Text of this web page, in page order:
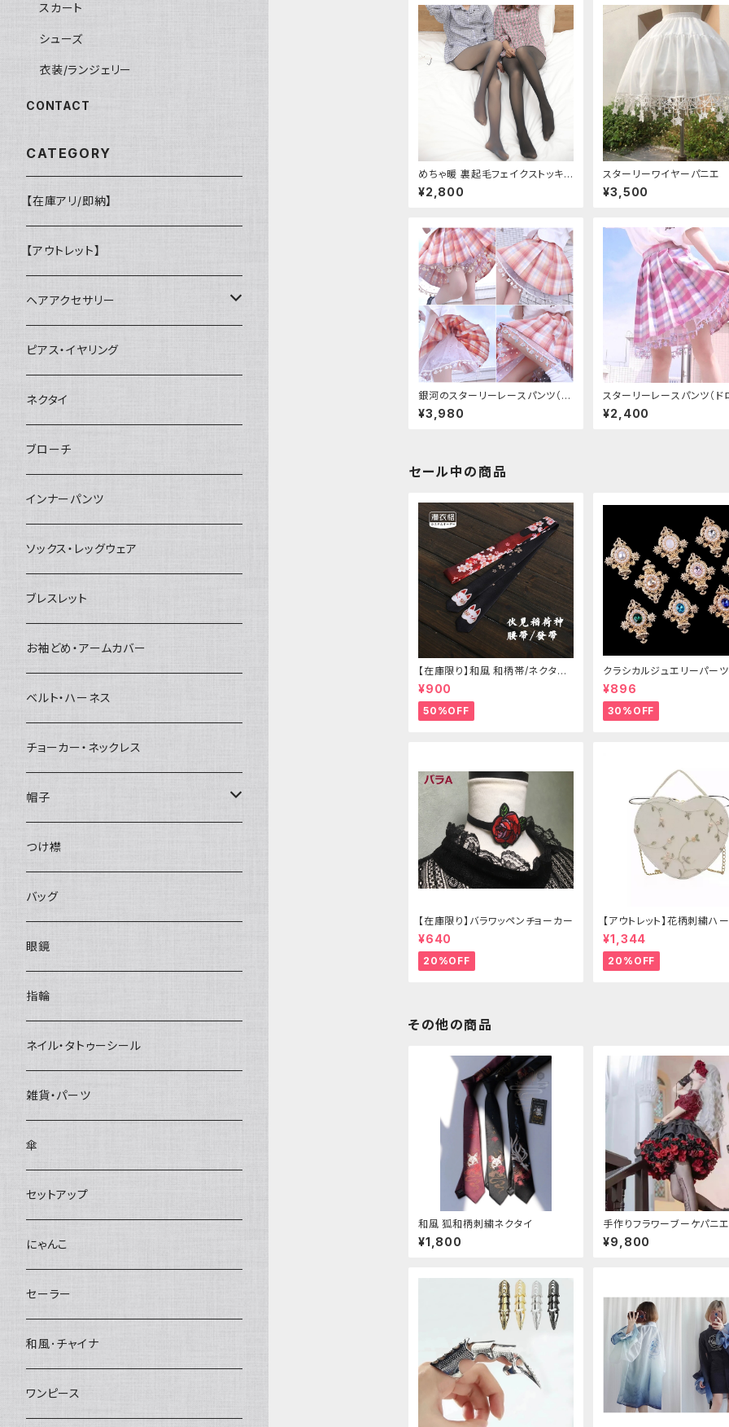
めちゃ暖 裏起毛フェイクストッキン
グ
¥2,800
スターリーワイヤーパニエ
¥3,500
銀河のスターリーレースパンツ（ド
ロワーズ）
¥3,980
スターリーレースパンツ（ド
ズ）
¥2,400
セール中の商品
【在庫限り】和風 和柄帯/ネクタイ/
リボン（狐面/金魚
¥900
50%OFF
クラシカルジュエリーパーツ
¥896
30%OFF
【在庫限り】バラワッペンチョーカー
¥640
20%OFF
【アウトレット】花柄刺繍ハ
グ
¥1,344
20%OFF
その他の商品
和風 狐和柄刺繍ネクタイ
¥1,800
手作りフラワーブーケパニ
色展開❁⃘）
¥9,800
スカート
シューズ
衣装/ランジェリー
CONTACT
CATEGORY
【在庫アリ/即納】
【アウトレット】
ヘアアクセサリー
ヘアクリップ
ヘッドドレス・カチューシャ
ヘアゴム
簪
ピアス・イヤリング
ネクタイ
ブローチ
インナーパンツ
ソックス・レッグウェア
ブレスレット
お袖どめ・アームカバー
ベルト・ハーネス
チョーカー・ネックレス
帽子
ベレー帽
つけ襟
バッグ
眼鏡
指輪
ネイル・タトゥーシール
雑貨・パーツ
傘
セットアップ
にゃんこ
セーラー
和風･チャイナ
ワンピース